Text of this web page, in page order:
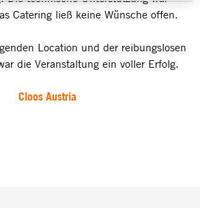
Catering ließ keine Wünsche offen.
Location und der reibungslosen
die Veranstaltung ein voller Erfolg.
Cloos Austria